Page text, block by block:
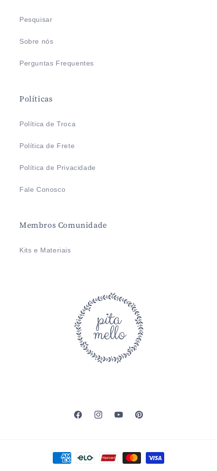
Pesquisar
Sobre nós
Perguntas Frequentes
Políticas
Política de Troca
Política de Frete
Política de Privacidade
Fale Conosco
Membros Comunidade
Kits e Materiais
FacebookInstagramYouTubePinterest
Formas
de